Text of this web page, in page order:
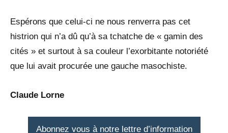
Espérons que celui-ci ne nous renverra pas cet
histrion qui n’a dû qu’à sa tchatche de « gamin des
cités » et surtout à sa couleur l’exorbitante notoriété
que lui avait procurée une gauche masochiste.
Claude Lorne
Abonnez vous à notre lettre d’information